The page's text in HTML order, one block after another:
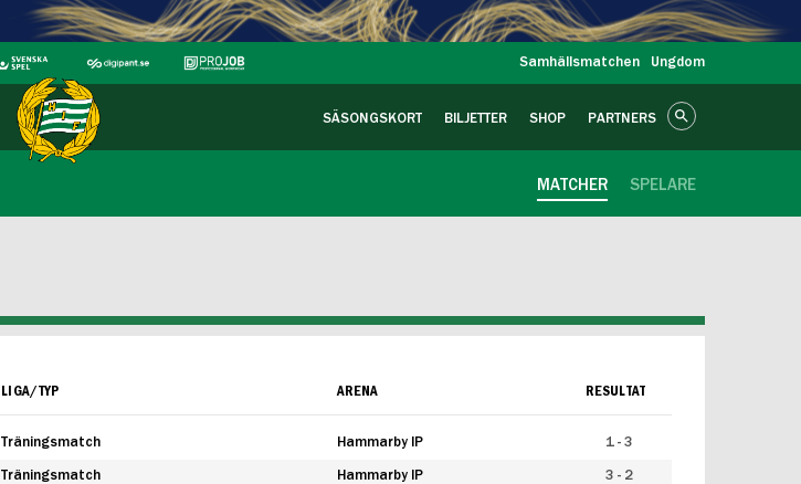
Samhällsmatchen Ungdom
SÄSONGSKORT BILJETTER SHOP PARTNERS
SPELARE
MATCHER
LIGA/TYP ARENA RESULTAT
Träningsmatch Hammarby IP 1 - 3
Träningsmatch Hammarby IP 3 - 2